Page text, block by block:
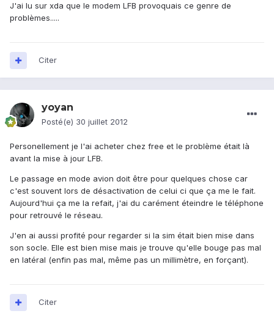
J'ai lu sur xda que le modem LFB provoquais ce genre de
problèmes.....
Citer
yoyan
Posté(e) 30 juillet 2012
Personellement je l'ai acheter chez free et le problème était là
avant la mise à jour LFB.
Le passage en mode avion doit être pour quelques chose car
c'est souvent lors de désactivation de celui ci que ça me le fait.
Aujourd'hui ça me la refait, j'ai du carément éteindre le téléphone
pour retrouvé le réseau.
J'en ai aussi profité pour regarder si la sim était bien mise dans
son socle. Elle est bien mise mais je trouve qu'elle bouge pas mal
en latéral (enfin pas mal, même pas un millimètre, en forçant).
Citer